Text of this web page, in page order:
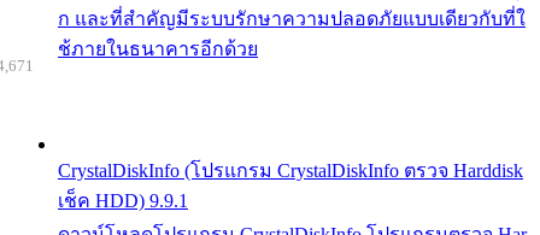
ก และที่สำคัญมีระบบรักษาความปลอดภัยแบบเดียวกับที่ใ
ช้ภายในธนาคารอีกด้วย
CrystalDiskInfo (โปรแกรม CrystalDiskInfo ตรวจ Harddisk
เช็ค HDD) 9.9.1